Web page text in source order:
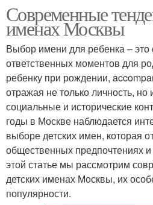
Современные
именах Москвы
Выбор имени для ребенка –
ответственных моментов для
ребенку при рождении,
отражая не только личность, но
социальные и исторические
годы в Москве наблюдается
выборе детских имен, которая
общественных предпочтениях
этой статье мы рассмотрим
детских именах Москвы, их
популярности.